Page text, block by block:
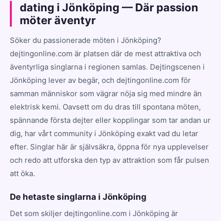
dating i Jönköping — Där passion
möter äventyr
Söker du passionerade möten i Jönköping?
dejtingonline.com är platsen där de mest attraktiva och
äventyrliga singlarna i regionen samlas. Dejtingscenen i
Jönköping lever av begär, och dejtingonline.com för
samman människor som vägrar nöja sig med mindre än
elektrisk kemi. Oavsett om du dras till spontana möten,
spännande första dejter eller kopplingar som tar andan ur
dig, har vårt community i Jönköping exakt vad du letar
efter. Singlar här är självsäkra, öppna för nya upplevelser
och redo att utforska den typ av attraktion som får pulsen
att öka.
De hetaste singlarna i Jönköping
Det som skiljer dejtingonline.com i Jönköping är